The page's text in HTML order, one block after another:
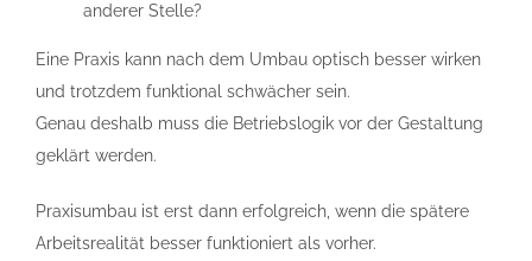
anderer Stelle?
Eine Praxis kann nach dem Umbau optisch besser wirken
und trotzdem funktional schwächer sein.
Genau deshalb muss die Betriebslogik vor der Gestaltung
geklärt werden.
Praxisumbau ist erst dann erfolgreich, wenn die spätere
Arbeitsrealität besser funktioniert als vorher.